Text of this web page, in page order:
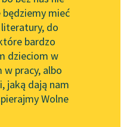
API
OAI-PMH
Widget Wolnych Lektur
Przypisy
będziemy mieć
do
bardzo
dzieciom w
w pracy, albo
jaką dają nam
Wolne
nieporównanego
piękna nie kochałem jej
nigdy, jestem tego aż
nadto...
Czytaj więcej